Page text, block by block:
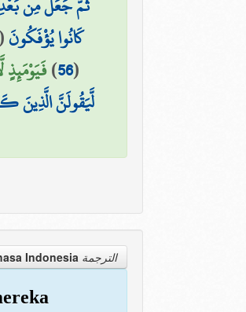
كَانُوا يُؤْفَكُونَ
(
56
)فَيَوْمَئِذٍ
لَّيَقُولَنَّ الَّذِينَ
الترجمة Translation Indonesia